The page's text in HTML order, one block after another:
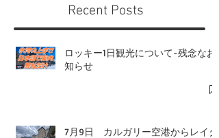
Recent Posts
ロッキー1日観光について-残念なお
知らせ
7月9日 カルガリー空港からレイク